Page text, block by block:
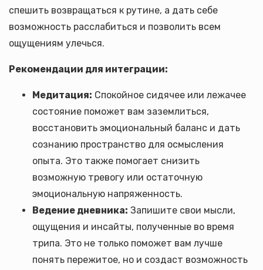
спешить возвращаться к рутине, а дать себе
возможность расслабиться и позволить всем
ощущениям улечься.
Рекомендации для интеграции:
Медитация: Спокойное сидячее или лежачее
состояние поможет вам заземлиться,
восстановить эмоциональный баланс и дать
сознанию пространство для осмысления
опыта. Это также помогает снизить
возможную тревогу или остаточную
эмоциональную напряженность.
Ведение дневника: Запишите свои мысли,
ощущения и инсайты, полученные во время
трипа. Это не только поможет вам лучше
понять пережитое, но и создаст возможность